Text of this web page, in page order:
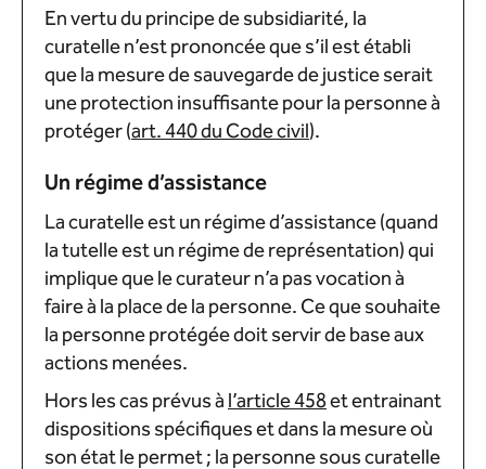
En vertu du principe de subsidiarité, la
curatelle n’est prononcée que s’il est établi
que la mesure de sauvegarde de justice serait
une protection insuffisante pour la personne à
protéger (art. 440 du Code civil).
Un régime d’assistance
La curatelle est un régime d’assistance (quand
la tutelle est un régime de représentation) qui
implique que le curateur n’a pas vocation à
faire à la place de la personne. Ce que souhaite
la personne protégée doit servir de base aux
actions menées.
Hors les cas prévus àl’article 458et entrainant
dispositions spécifiques et dans la mesure où
son état le permet ; la personne sous curatelle